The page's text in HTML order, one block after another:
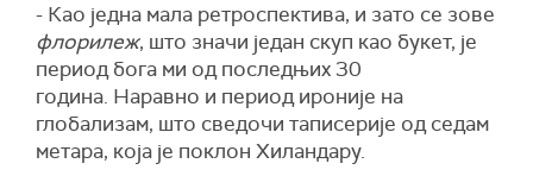
- Као једна мала ретроспектива, и зато се зове
флорилеж, што значи један скуп као букет, је
период бога ми од последњих 30
година. Наравно и период ироније на
глобализам, што сведочи таписерије од седам
метара, која је поклон Хиландару.